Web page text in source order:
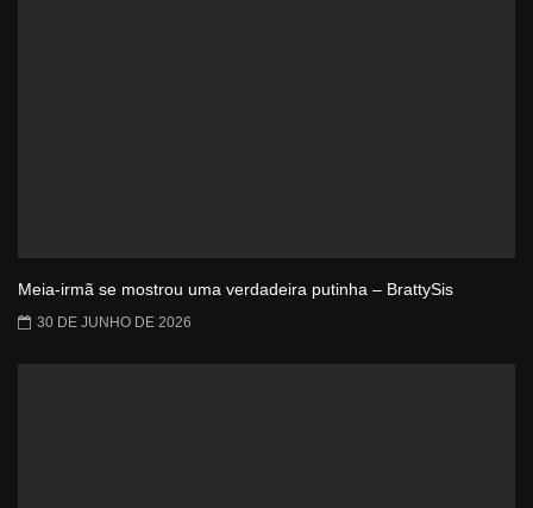
Meia-irmã se mostrou uma verdadeira putinha – BrattySis
30 DE JUNHO DE 2026